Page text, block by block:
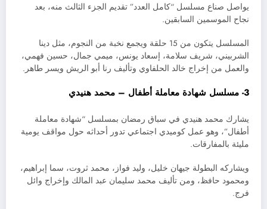
يواصل صناع مسلسل “كامل العدد” تقديم الجزء الثالث منه، بعد
نجاح الموسمين السابقين.
المسلسل يتكون من 15 حلقة ويجمع نخبة من النجوم، مثل دينا
الشربيني، شريف سلامة، إسعاد يونس، ميمي جمال، حسين فهمي،
والعمل من إخراج خالد الحلفاوي وتأليف رنا أبو الريش ويسر طاهر.
3- مسلسل شهادة معاملة أطفال – محمد هنيدي
يشارك محمد هنيدي في سباق رمضان بمسلسل “شهادة معاملة
أطفال”، وهو عمل كوميدي اجتماعي تدور أحداثه حول مواقف يومية
مليئة بالمفارقات.
ويشاركه البطولة جيهان خليل، وليد فواز، محمد ثروت، سما إبراهيم،
ومحمود حافظ، ومن تأليف محمد سليمان عبد المالك وإخراج وائل
فرج.